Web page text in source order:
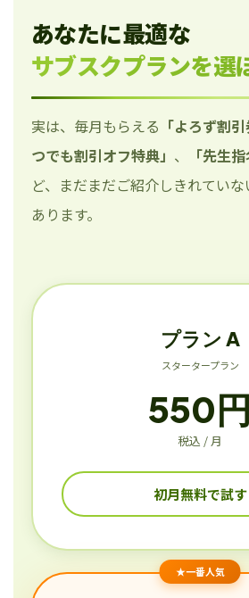
あなたに最適な
サブスクプランを選
実は、毎月もらえる 「よろず割
つでも割引オフ特典」 、 「先生
ど、まだまだご紹介しきれてい
あります。
プラン A
スタータープラン
550円
税込 / 月
初月無料で試す
★一番人気